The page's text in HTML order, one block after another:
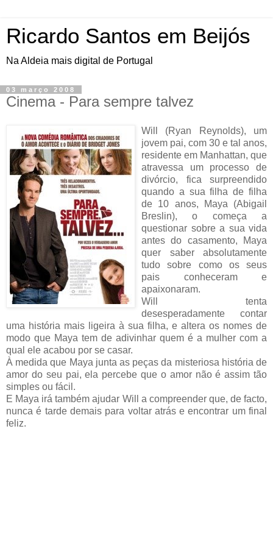
Ricardo Santos em Beijós
Na Aldeia mais digital de Portugal
03 março 2008
Cinema - Para sempre talvez
Will (Ryan Reynolds), um
jovem pai, com 30 e tal anos,
residente em Manhattan, que
atravessa um processo de
divórcio, fica surpreendido
quando a sua filha de filha
de 10 anos, Maya (Abigail
Breslin), o começa a
questionar sobre a sua vida
antes do casamento, Maya
quer saber absolutamente
tudo sobre como os seus
pais conheceram e
apaixonaram.
Will tenta
desesperadamente contar
uma história mais ligeira à sua filha, e altera os nomes de
modo que Maya tem de adivinhar quem é a mulher com a
qual ele acabou por se casar.
À medida que Maya junta as peças da misteriosa história de
amor do seu pai, ela percebe que o amor não é assim tão
simples ou fácil.
E Maya irá também ajudar Will a compreender que, de facto,
nunca é tarde demais para voltar atrás e encontrar um final
feliz.